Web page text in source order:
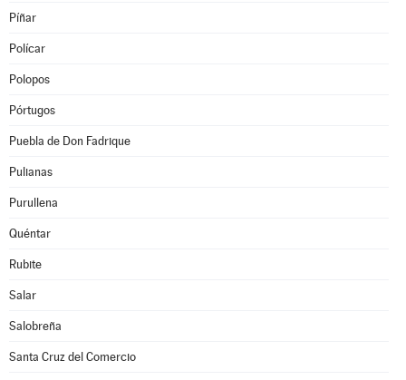
Píñar
Polícar
Polopos
Pórtugos
Puebla de Don Fadrique
Pulianas
Purullena
Quéntar
Rubite
Salar
Salobreña
Santa Cruz del Comercio